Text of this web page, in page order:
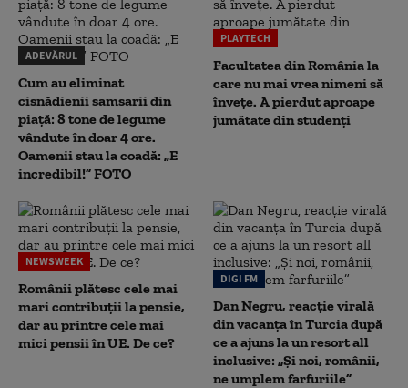
ADEVĂRUL
Cum au eliminat
cisnădienii samsarii din
piață: 8 tone de legume
vândute în doar 4 ore.
Oamenii stau la coadă: „E
incredibil!” FOTO
PLAYTECH
Facultatea din România la
care nu mai vrea nimeni să
înveţe. A pierdut aproape
jumătate din studenţi
NEWSWEEK
Românii plătesc cele mai
mari contribuții la pensie,
dar au printre cele mai
mici pensii în UE. De ce?
DIGI FM
Dan Negru, reacție virală
din vacanța în Turcia după
ce a ajuns la un resort all
inclusive: „Și noi, românii,
ne umplem farfuriile”